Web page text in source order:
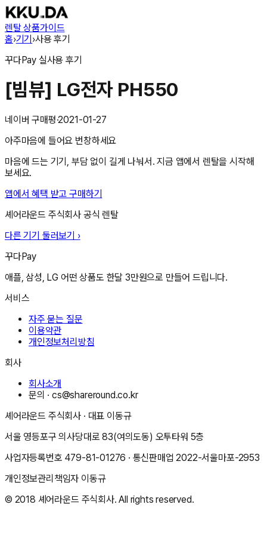
렌탈 상품가이드
홈›기기›사용 후기
꾸다Pay 실사용 후기
[빔뷰] LG전자 PH550
네이버 구매평·2021-01-27
아주마음에 들어요 번창하세요
마음에 드는 기기, 부담 없이 길게 나눠서. 지금 앱에서 렌탈을 시작해
보세요.
앱에서 혜택 받고 구매하기
셰어라운드 주식회사 공식 렌탈
다른 기기 둘러보기 ›
꾸다Pay
애플, 삼성, LG 어떤 상품도 한달 3만원으로 만들어 드립니다.
서비스
자주 묻는 질문
이용약관
개인정보처리방침
회사
회사소개
문의 ·cs@shareround.co.kr
셰어라운드 주식회사 · 대표 이동규
서울 영등포구 의사당대로 83(여의도동) 오투타워 5층
사업자등록번호 479-81-01276 · 통신판매업2022-서울마포-2953
개인정보관리책임자 이동규
© 2018 셰어라운드 주식회사. All rights reserved.